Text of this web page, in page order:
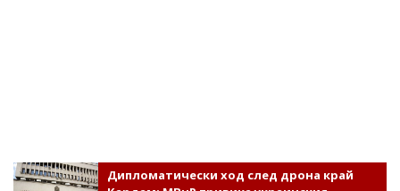
Дипломатически ход след дрона край